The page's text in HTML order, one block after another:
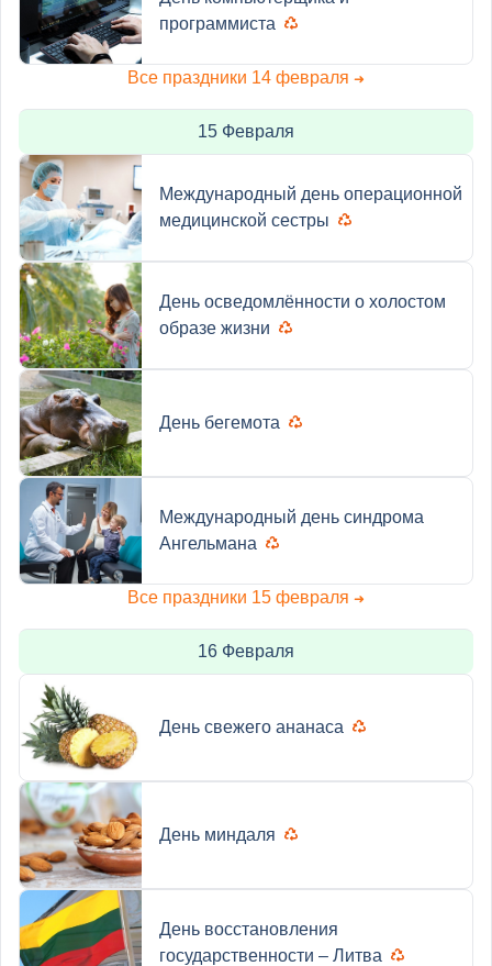
программиста
Все праздники 14 февраля ➜
15 Февраля
Международный день операционной
медицинской сестры
День осведомлённости о холостом
образе жизни
День бегемота
Международный день синдрома
Ангельмана
Все праздники 15 февраля ➜
16 Февраля
День свежего ананаса
День миндаля
День восстановления
государственности – Литва